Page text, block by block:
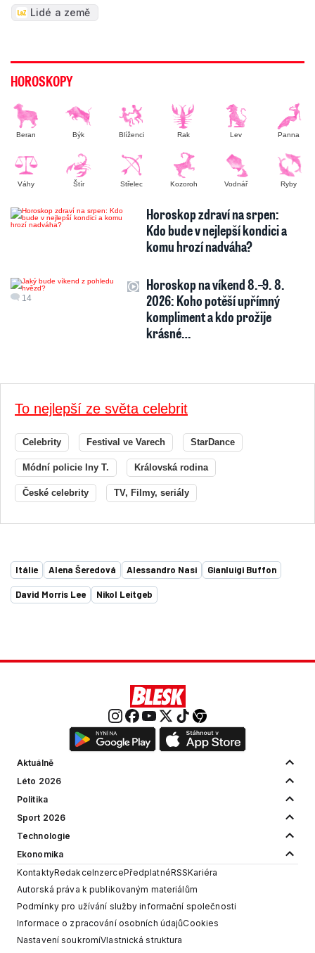
Lidé a země
HOROSKOPY
Beran Býk Blíženci Rak Lev Panna
Váhy Štír Střelec Kozoroh Vodnář Ryby
Horoskop zdraví na srpen:
Kdo bude v nejlepší kondici a
komu hrozí nadváha?
14
Horoskop na víkend 8.–9. 8.
2026: Koho potěší upřímný
kompliment a kdo prožije
krásné…
To nejlepší ze světa celebrit
Celebrity Festival ve Varech StarDance
Módní policie Iny T. Královská rodina
České celebrity TV, Filmy, seriály
Itálie Alena Šeredová Alessandro Nasi Gianluigi Buffon
David Morris Lee Nikol Leitgeb
Aktuálně
Léto 2026
Politika
Sport 2026
Technologie
Ekonomika
KontaktyRedakceInzercePředplatnéRSSKariéra
Autorská práva k publikovaným materiálům
Podmínky pro užívání služby informační společnosti
Informace o zpracování osobních údajůCookies
Nastavení soukromíVlastnická struktura